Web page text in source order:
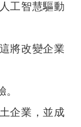
工智慧驅動
將改變企業
。
企業，並成